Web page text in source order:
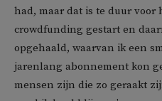
had, maar dat is te duur voor
crowdfunding gestart en
opgehaald, waarvan ik een
jarenlang abonnement kon
mensen zijn die zo geraakt